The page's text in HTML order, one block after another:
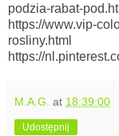
podzia-rabat-
https://www.vip-
rosliny.html
https://
M.A.G. at 18:39:00
Udostępnij